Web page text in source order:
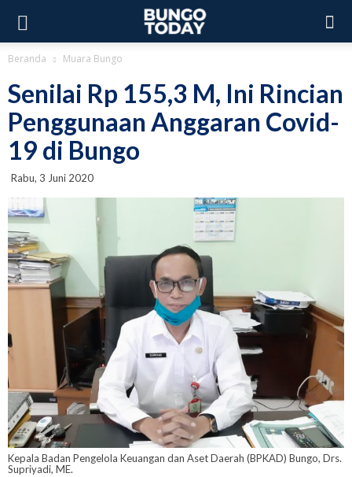
Beranda Muara Bungo
Senilai Rp 155,3 M, Ini Rincian
Penggunaan Anggaran Covid-
19 di Bungo
Rabu, 3 Juni 2020
Kepala Badan Pengelola Keuangan dan Aset Daerah (BPKAD) Bungo, Drs.
Supriyadi, ME.